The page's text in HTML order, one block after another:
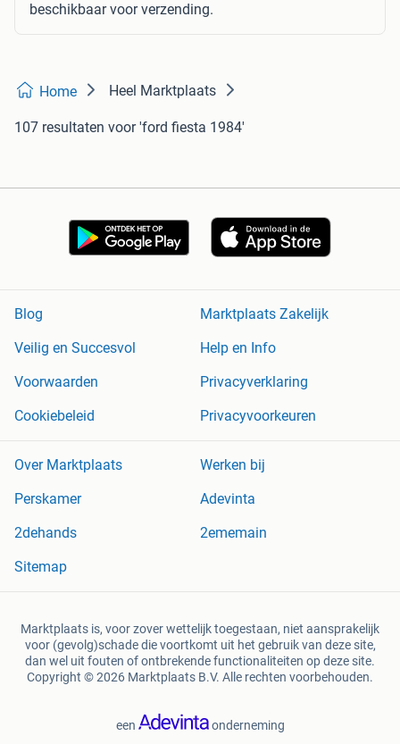
beschikbaar voor verzending.
Home Heel Marktplaats
107 resultaten voor 'ford fiesta 1984'
Blog
Marktplaats Zakelijk
Veilig en Succesvol
Help en Info
Voorwaarden
Privacyverklaring
Cookiebeleid
Privacyvoorkeuren
Over Marktplaats
Werken bij
Perskamer
Adevinta
2dehands
2ememain
Sitemap
Marktplaats is, voor zover wettelijk toegestaan, niet aansprakelijk
voor (gevolg)schade die voortkomt uit het gebruik van deze site,
dan wel uit fouten of ontbrekende functionaliteiten op deze site.
Copyright © 2026 Marktplaats B.V. Alle rechten voorbehouden.
een onderneming